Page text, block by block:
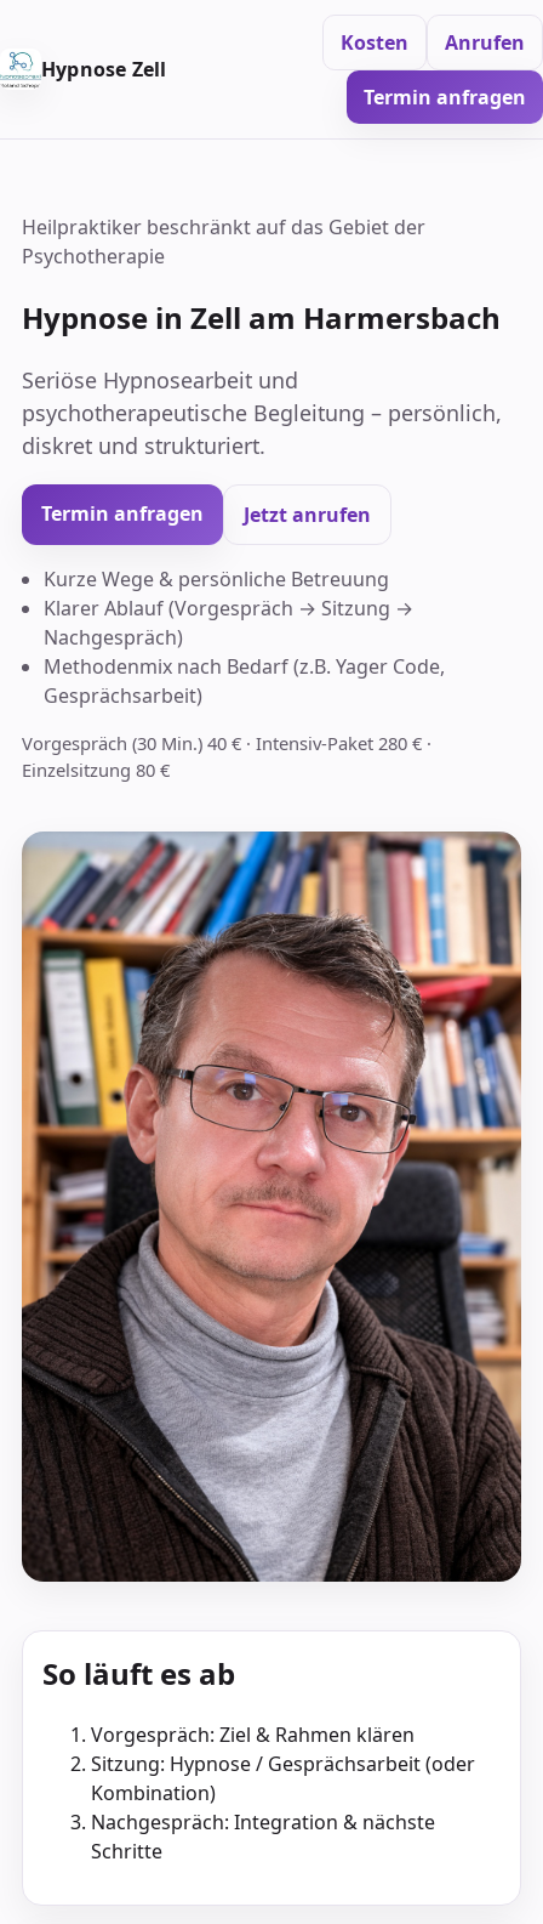
Hypnose Zell
Kosten Anrufen
Termin anfragen
Heilpraktiker beschränkt auf das Gebiet der
Psychotherapie
Hypnose in Zell am Harmersbach
Seriöse Hypnosearbeit und
psychotherapeutische Begleitung – persönlich,
diskret und strukturiert.
Termin anfragen Jetzt anrufen
Kurze Wege & persönliche Betreuung
Klarer Ablauf (Vorgespräch → Sitzung →
Nachgespräch)
Methodenmix nach Bedarf (z.B. Yager Code,
Gesprächsarbeit)
Vorgespräch (30 Min.) 40 € · Intensiv-Paket 280 € ·
Einzelsitzung 80 €
So läuft es ab
Vorgespräch: Ziel & Rahmen klären
Sitzung: Hypnose / Gesprächsarbeit (oder
Kombination)
Nachgespräch: Integration & nächste
Schritte